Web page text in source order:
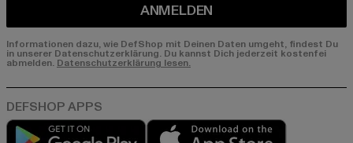
ANMELDEN
Informationen dazu, wie DefShop mit Deinen Daten umgeht, findest Du
in unserer Datenschutzerklärung. Du kannst Dich jederzeit kostenfei
abmelden. Datenschutzerklärung lesen.
Play market